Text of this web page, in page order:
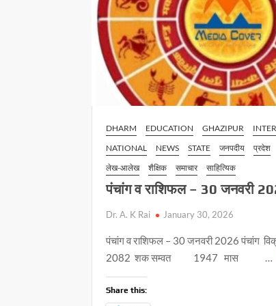
शिक्षा
-जिला
जज
धर्मेन्द्र
कुमार
पाण्डेय
DHARM EDUCATION GHAZIPUR
NATIONAL
NEWS STATE जनपदीय प्रदेश
लेख-आलेख
शैक्षिक समाचार साहित्यिक
पंचांग व राशिफल – 30 जनवरी
Dr. A. K Rai January 30, 2026
पंचांग व राशिफल – 30 जनवरी 2026 पंचांग
2082 शक सम्वत 1947 मास …
Share this: